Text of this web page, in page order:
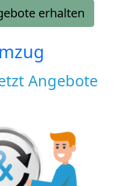
erhalten
Angebote